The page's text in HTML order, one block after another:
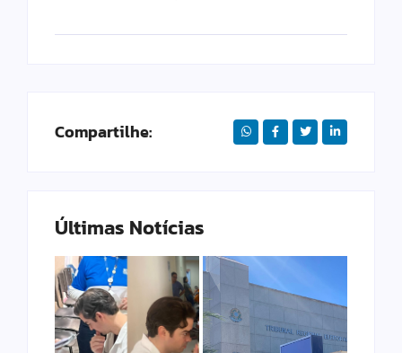
Compartilhe:
Últimas Notícias